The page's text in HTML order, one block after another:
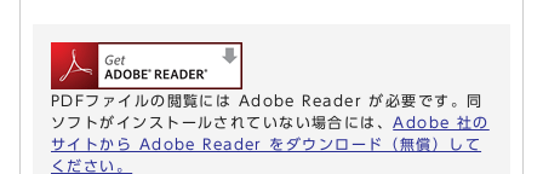
PDFファイルの閲覧には Adobe Reader が必要です。同
ソフトがインストールされていない場合には、 Adobe 社の
サイトから Adobe Reader をダウンロード（無償）して
ください。